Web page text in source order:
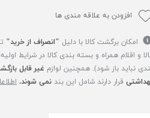
افزودن به علاقه مندی ها
امکان برگشت کالا با دلیل "انصراف از خرید"
و اقلام همراه و بسته بندی کالا در شرایط
نباید باز شود). همچنین لوازم غیر قابل
قرار دارند شامل این بند نمی شوند.